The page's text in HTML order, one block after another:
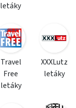
letáky
Travel
Free
letáky
XXXLutz
letáky